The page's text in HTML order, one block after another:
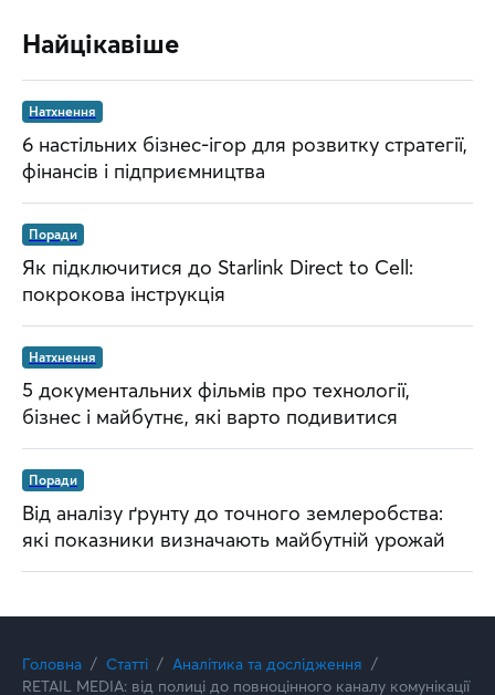
Найцікавіше
Натхнення
6 настільних бізнес-ігор для розвитку стратегії,
фінансів і підприємництва
Поради
Як підключитися до Starlink Direct to Cell:
покрокова інструкція
Натхнення
5 документальних фільмів про технології,
бізнес і майбутнє, які варто подивитися
Поради
Від аналізу ґрунту до точного землеробства:
які показники визначають майбутній урожай
Головна Статті
Аналітика та дослідження
RETAIL MEDIA: від полиці до повноцінного каналу комунікації